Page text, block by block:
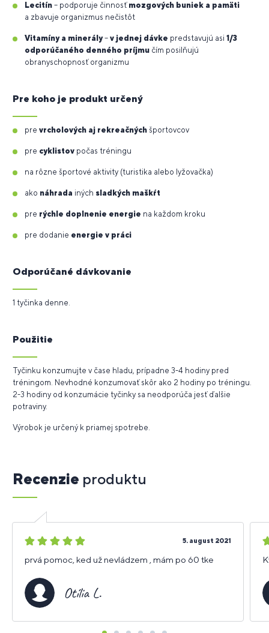
Lecitín – podporuje činnosť mozgových buniek a pamäti
a zbavuje organizmus nečistôt
Vitamíny a minerály– v jednej dávke predstavujú asi 1/3
odporúčaného denného príjmu čím posilňujú
obranyschopnosť organizmu
Pre koho je produkt určený
pre vrcholových aj rekreačných športovcov
pre cyklistov počas tréningu
na rôzne športové aktivity (turistika alebo lyžovačka)
ako náhrada iných sladkých maškŕt
pre rýchle doplnenie energie na každom kroku
pre dodanie energie v práci
Odporúčané dávkovanie
1 tyčinka denne.
Použitie
Tyčinku konzumujte v čase hladu, prípadne 3-4 hodiny pred
tréningom. Nevhodné konzumovať skôr ako 2 hodiny po tréningu.
2-3 hodiny od konzumácie tyčinky sa neodporúča jesť ďalšie
potraviny.
Výrobok je určený k priamej spotrebe.
Recenzie produktu
5
5. august 2021
prvá pomoc, ked už nevládzem , mám po 60 tke
Otília L.
5